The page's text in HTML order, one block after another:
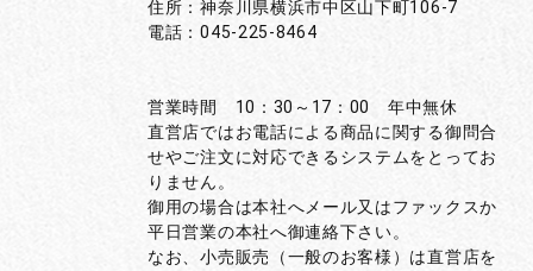
住所：神奈川県横浜市中区山下町106-7
電話：045-225-8464
営業時間 10：30～17：00 年中無休
直営店ではお電話による商品に関する御問合
せやご注文に対応できるシステムをとってお
りません。
御用の場合は本社へメール又はファックスか
平日営業の本社へ御連絡下さい。
なお、小売販売（一般のお客様）は直営店を